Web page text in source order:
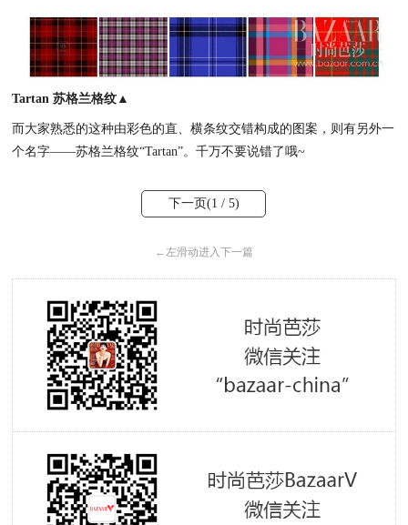
Tartan 苏格兰格纹▲
而大家熟悉的这种由彩色的直、横条纹交错构成的图案，则有另外一
个名字——苏格兰格纹“Tartan”。千万不要说错了哦~
下一页(1 / 5)
← 左滑动进入下一篇